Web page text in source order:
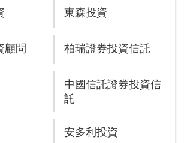
東森投資
顧問 柏瑞證券投資信託
中國信託證券投資信
託
安多利投資